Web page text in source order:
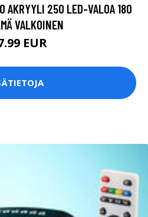
AKRYYLI 250 LED-VALOA 180
VALKOINEN
EUR